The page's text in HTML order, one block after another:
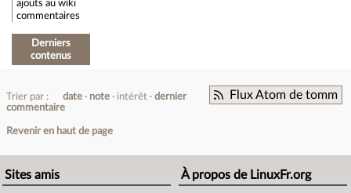
ajouts au wiki
commentaires
Derniers
contenus
Flux Atom de tomm
Trier par : date note intérêt
dernier
commentaire
Revenir en haut de page
Sites amis À propos de LinuxFr.org